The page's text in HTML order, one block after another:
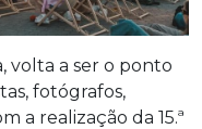
volta a ser o ponto
fotógrafos,
a realização da 15.ª